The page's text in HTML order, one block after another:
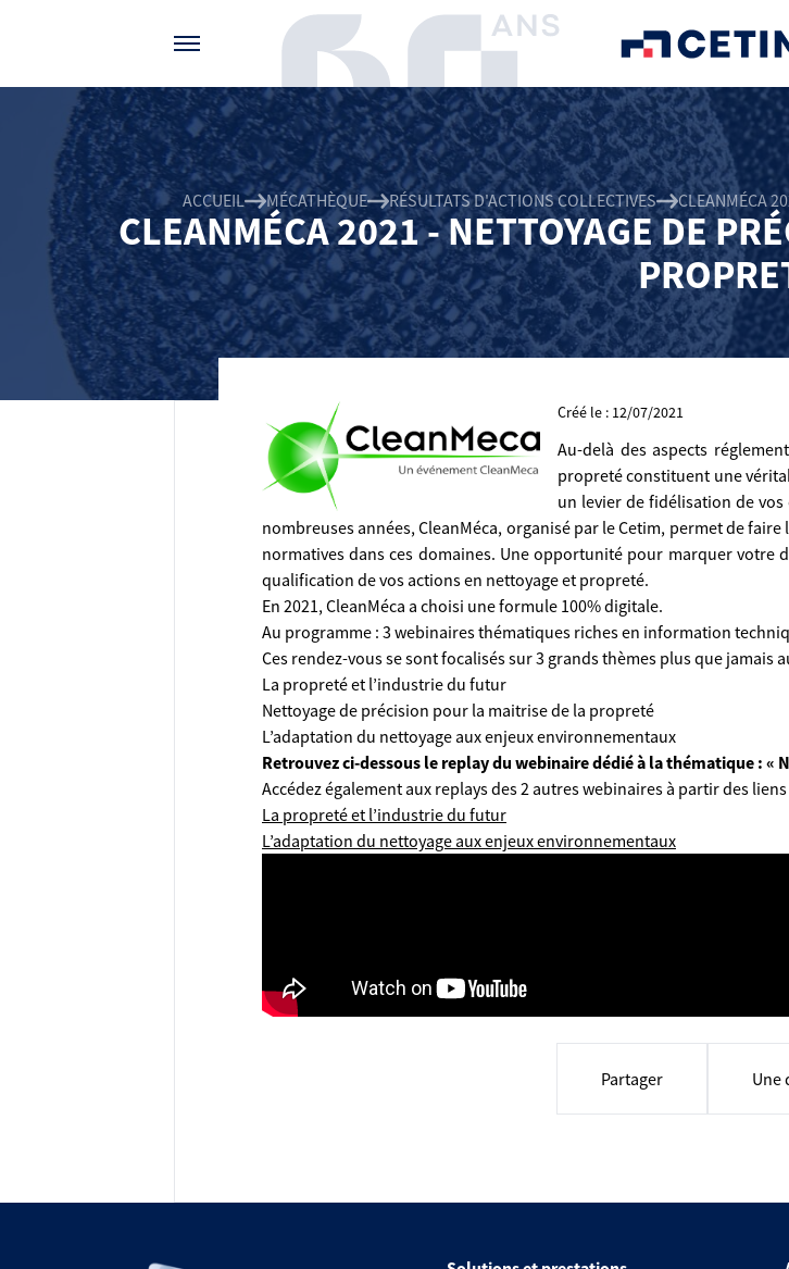
ACCUEIL MÉCATHÈQUE RÉSULTATS D'ACTIONS COLLECTIVES CLEANMÉCA
CLEANMÉCA 2021 - NETTOYAGE DE
Créé le : 12/07/2021
Au-delà des aspects
propreté constituent une
un levier de fidélisation de
nombreuses années, CleanMéca, organisé par le Cetim, permet de
normatives dans ces domaines. Une opportunité pour marquer
qualification de vos actions en nettoyage et propreté.
En 2021, CleanMéca a choisi une formule 100% digitale.
Au programme : 3 webinaires thématiques riches en information
Ces rendez-vous se sont focalisés sur 3 grands thèmes plus que jamais
La propreté et l’industrie du futur
Nettoyage de précision pour la maitrise de la propreté
L’adaptation du nettoyage aux enjeux environnementaux
Retrouvez ci-dessous le replay du webinaire dédié à la thématique : «
Accédez également aux replays des 2 autres webinaires à partir des
La propreté et l’industrie du futur
L’adaptation du nettoyage aux enjeux environnementaux
Partager Une